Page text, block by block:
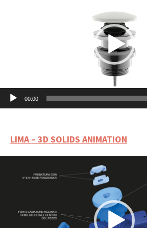
00:00
LIMA – 3D SOLIDS ANIMATION
Player